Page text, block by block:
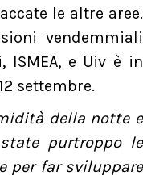
le altre aree.
vendemmiali
ISMEA, e Uiv è in
settembre.
della notte e
purtroppo le
per far sviluppare